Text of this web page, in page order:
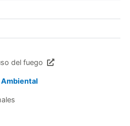
del fuego
Ambiental